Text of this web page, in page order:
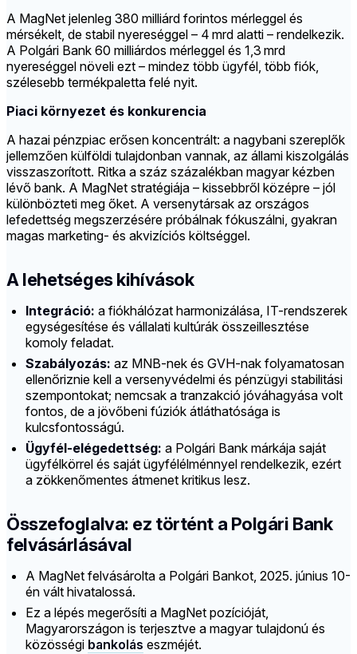
A MagNet jelenleg 380 milliárd forintos mérleggel és
mérsékelt, de stabil nyereséggel – 4 mrd alatti – rendelkezik.
A Polgári Bank 60 milliárdos mérleggel és 1,3 mrd
nyereséggel növeli ezt – mindez több ügyfél, több fiók,
szélesebb termékpaletta felé nyit.
Piaci környezet és konkurencia
A hazai pénzpiac erősen koncentrált: a nagybani szereplők
jellemzően külföldi tulajdonban vannak, az állami kiszolgálás
visszaszorított. Ritka a száz százalékban magyar kézben
lévő bank. A MagNet stratégiája – kissebbről középre – jól
különbözteti meg őket. A versenytársak az országos
lefedettség megszerzésére próbálnak fókuszálni, gyakran
magas marketing- és akvizíciós költséggel.
A lehetséges kihívások
Integráció: a fiókhálózat harmonizálása, IT-rendszerek
egységesítése és vállalati kultúrák összeillesztése
komoly feladat.
Szabályozás: az MNB-nek és GVH-nak folyamatosan
ellenőriznie kell a versenyvédelmi és pénzügyi stabilitási
szempontokat; nemcsak a tranzakció jóváhagyása volt
fontos, de a jövőbeni fúziók átláthatósága is
kulcsfontosságú.
Ügyfél-elégedettség: a Polgári Bank márkája saját
ügyfélkörrel és saját ügyfélélménnyel rendelkezik, ezért
a zökkenőmentes átmenet kritikus lesz.
Összefoglalva: ez történt a Polgári Bank
felvásárlásával
A MagNet felvásárolta a Polgári Bankot, 2025. június 10-
én vált hivatalossá.
Ez a lépés megerősíti a MagNet pozícióját,
Magyarországon is terjesztve a magyar tulajdonú és
közösségi bankolás eszméjét.